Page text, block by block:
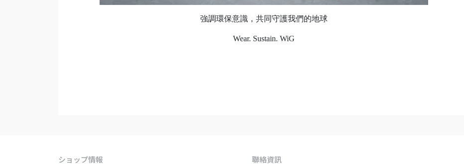
強調環保意識，共同守護我們的地球
Wear. Sustain. WiG
ショップ情報 聯絡資訊